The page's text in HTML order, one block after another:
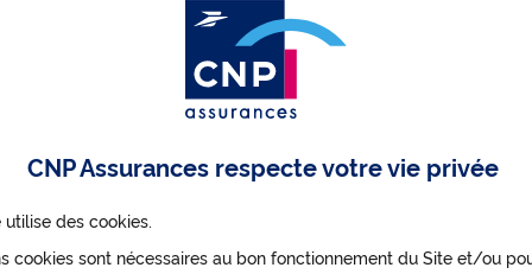
e
c
besoin d'information ?
espace client CNP Statual ? Connectez-
CNP Assurances respecte votre vie privée
utilise des cookies.
cookies sont nécessaires au bon fonctionnement du Site et/ou